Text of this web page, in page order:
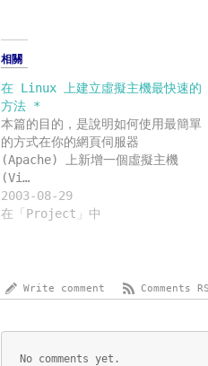
相關
在 Linux 上建立虛擬主機最快速的
方法 *
本篇的目的，是說明如何使用最簡單
的方式在你的網頁伺服器
(Apache) 上新增一個虛擬主機
(Vi…
2003-08-29
在「Project」中
Write comment Comments
No comments yet.